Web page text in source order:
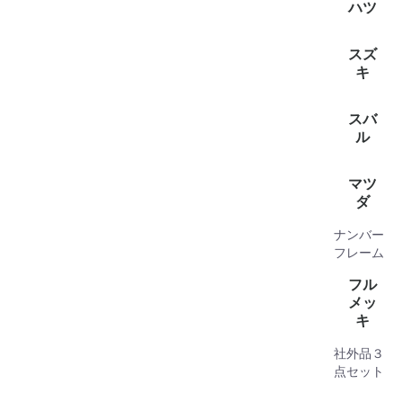
(2)
ハツ
全て見
キャス
グラン
(1)
タフト
ロッキ
WAKE(1)
アトレ
タント
ハイゼ
イゼッ
ブーン
ハイゼ
(1)
ハイゼ
(1)
ミラト
ミライ
ムーヴ
ムーヴ
トール
スズ
キ
全て見
アルト
アルト
イグニ
エブリ
キャリ
クロス
ジムニ
ジムニ
スペー
スペー
スイフ
ソリオ
ハスラ
ラパン
ランデ
ワゴン
ワゴン
スバ
ル
全て見
サンバ
サンバ
(3)
ステラ
ジャス
マツ
ダ
全て見
ボンゴ
ボンゴ
キャロ
スクラ
スクラ
デミオ
フレア
フレア
フレア
ナンバー
フレーム
フル
メッ
キ
社外品３
点セット